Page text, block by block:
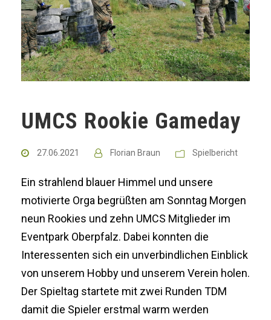
UMCS Rookie Gameday
27.06.2021 Florian Braun Spielbericht
Ein strahlend blauer Himmel und unsere
motivierte Orga begrüßten am Sonntag Morgen
neun Rookies und zehn UMCS Mitglieder im
Eventpark Oberpfalz. Dabei konnten die
Interessenten sich ein unverbindlichen Einblick
von unserem Hobby und unserem Verein holen.
Der Spieltag startete mit zwei Runden TDM
damit die Spieler erstmal warm werden